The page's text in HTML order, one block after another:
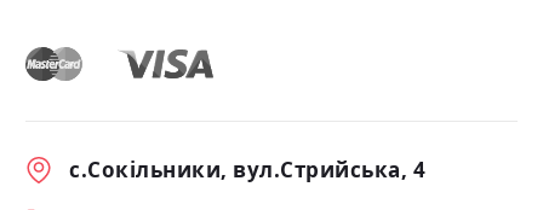
с.Сокільники, вул.Стрийська, 4